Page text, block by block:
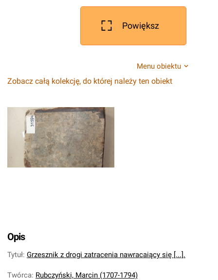
Powiększ
Menu obiektu
Zobacz całą kolekcję, do której należy ten obiekt
Opis
Tytuł: Grzesznik z drogi zatracenia nawracaiący się [...].
Twórca: Rubczyński, Marcin (1707-1794)